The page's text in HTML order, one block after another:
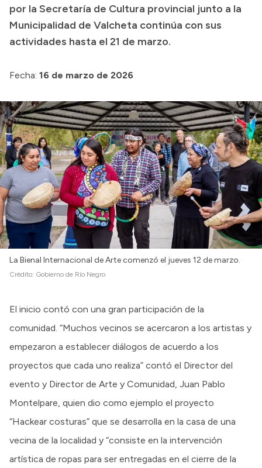
Consulta de expedientes
Consulta de pago a proveedores
Intranet
por la Secretaría de Cultura provincial junto a la
Municipalidad de Valcheta continúa con sus
actividades hasta el 21 de marzo.
Fecha: 16 de marzo de 2026
La Bienal Internacional de Arte comenzó el jueves 12 de marzo.
Crédito: Gobierno de Río Negro
El inicio contó con una gran participación de la
comunidad. “Muchos vecinos se acercaron a los artistas y
empezaron a establecer diálogos de acuerdo a los
proyectos que cada uno realiza” contó el Director del
evento y Director de Arte y Comunidad, Juan Pablo
Montelpare, quien dio como ejemplo el proyecto
“Hackear costuras” que se desarrolla en la casa de una
vecina de la localidad y “consiste en la intervención
artística de ropas para ser entregadas en el cierre de la